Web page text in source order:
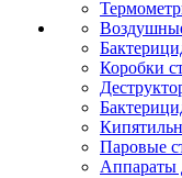
Коробки
Паровые
Аппараты